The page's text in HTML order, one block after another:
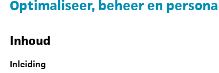
Optimaliseer, beheer en
Inhoud
Inleiding